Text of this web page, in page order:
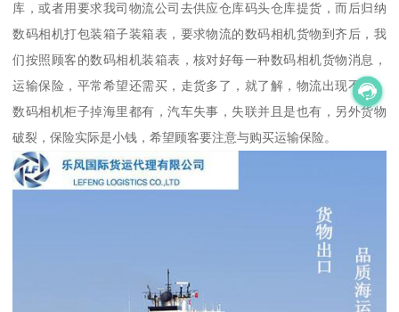
库，或者用要求我司物流公司去供应仓库码头仓库提货，而后归纳
数码相机打包装箱子装箱表，要求物流的数码相机货物到齐后，我
们按照顾客的数码相机装箱表，核对好每一种数码相机货物消息，
运输保险，平常希望还需买，走货多了，就了解，物流出现不见，
数码相机柜子掉海里都有，汽车失事，失联并且是也有，另外货物
破裂，保险实际是小钱，希望顾客要注意与购买运输保险。